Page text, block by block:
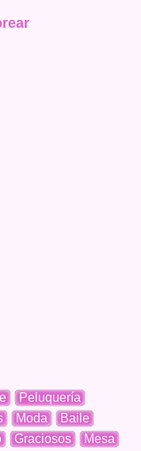
Peluquería
Moda
Baile
Graciosos
Mesa